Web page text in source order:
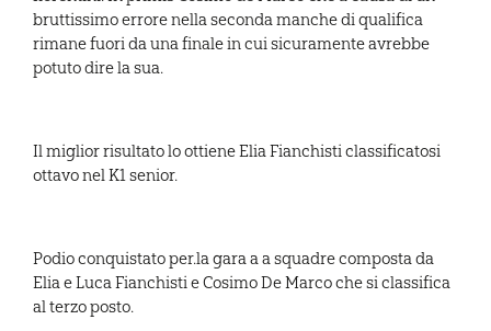
bruttissimo errore nella seconda manche di qualifica
rimane fuori da una finale in cui sicuramente avrebbe
potuto dire la sua.
Il miglior risultato lo ottiene Elia Fianchisti classificatosi
ottavo nel K1 senior.
Podio conquistato per.la gara a a squadre composta da
Elia e Luca Fianchisti e Cosimo De Marco che si classifica
al terzo posto.